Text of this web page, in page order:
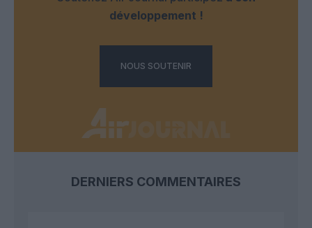
développement !
NOUS SOUTENIR
DERNIERS COMMENTAIRES